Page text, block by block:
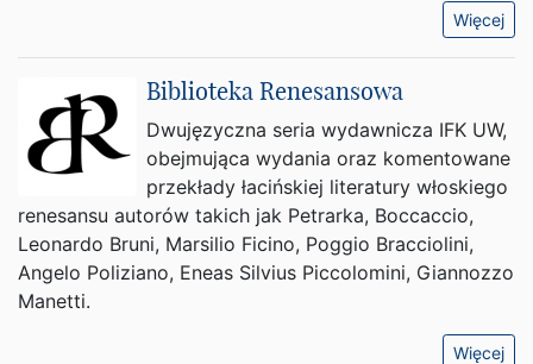
Więcej
Biblioteka Renesansowa
Dwujęzyczna seria wydawnicza IFK UW,
obejmująca wydania oraz komentowane
przekłady łacińskiej literatury włoskiego
renesansu autorów takich jak Petrarka, Boccaccio,
Leonardo Bruni, Marsilio Ficino, Poggio Bracciolini,
Angelo Poliziano, Eneas Silvius Piccolomini, Giannozzo
Manetti.
Więcej